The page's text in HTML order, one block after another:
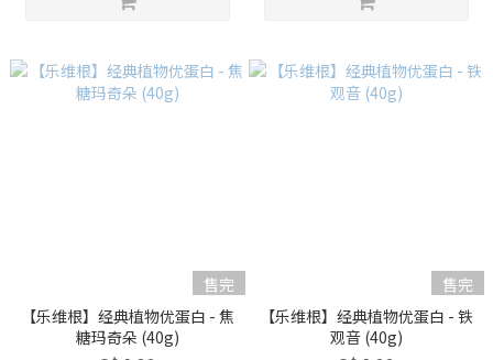
售完
【乐维根】经典植物优蛋白 - 焦
糖玛奇朵 (40g)
售完
【乐维根】经典植物优蛋白 - 铁
观音 (40g)